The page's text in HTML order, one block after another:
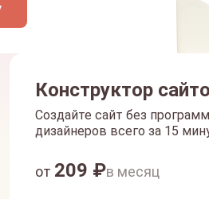
Конструктор
Создайте сайт без
дизайнеров всего за 15
от 209 ₽в месяц